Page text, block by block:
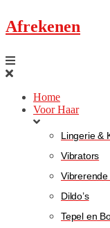
Afrekenen
Home
Voor Haar
Lingerie &
Vibrators
Vibrerende
Dildo’s
Tepel en